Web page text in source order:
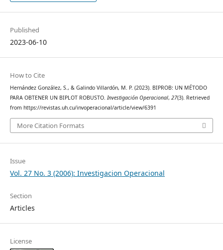
Published
2023-06-10
How to Cite
Hernández González, S., & Galindo Villardón, M. P. (2023). BIPROB: UN MÉTODO
PARA OBTENER UN BIPLOT ROBUSTO. Investigación Operacional, 27(3). Retrieved
from https://revistas.uh.cu/invoperacional/article/view/6391
More Citation Formats
Issue
Vol. 27 No. 3 (2006): Investigacion Operacional
Section
Articles
License